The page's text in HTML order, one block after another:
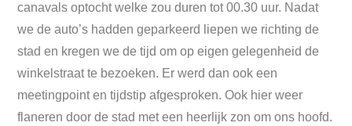
canavals optocht welke zou duren tot 00.30 uur. Nadat
we de auto’s hadden geparkeerd liepen we richting de
stad en kregen we de tijd om op eigen gelegenheid de
winkelstraat te bezoeken. Er werd dan ook een
meetingpoint en tijdstip afgesproken. Ook hier weer
flaneren door de stad met een heerlijk zon om ons hoofd.